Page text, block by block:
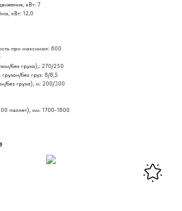
кВт: 7
кВт: 12,0
при максимал: 800
без груза),: 270/250
без груз: 8/8,5
без груза), м: 200/300
паллет), мм: 1700-1800